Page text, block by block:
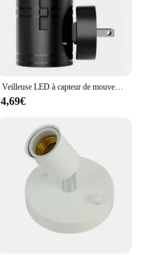
Veilleuse LED à capteur de mouvement intelligent enfichable, applique murale à intensité variable pour la maison, allée, WC, couloir, escalier, cuisine, chambre
4,69€